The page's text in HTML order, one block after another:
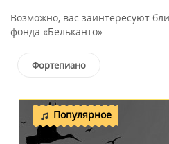
Возможно, вас заинтересуют
фонда «Бельканто»
Фортепиано
Популярное